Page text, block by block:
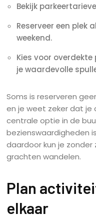
Bekijk
Reserveer een plek
weekend.
Kies voor
je waardevolle
Soms is reserveren
en je weet zeker dat je
centrale optie in de
bezienswaardigheden
daardoor kun je
grachten wandelen.
Plan
elkaar